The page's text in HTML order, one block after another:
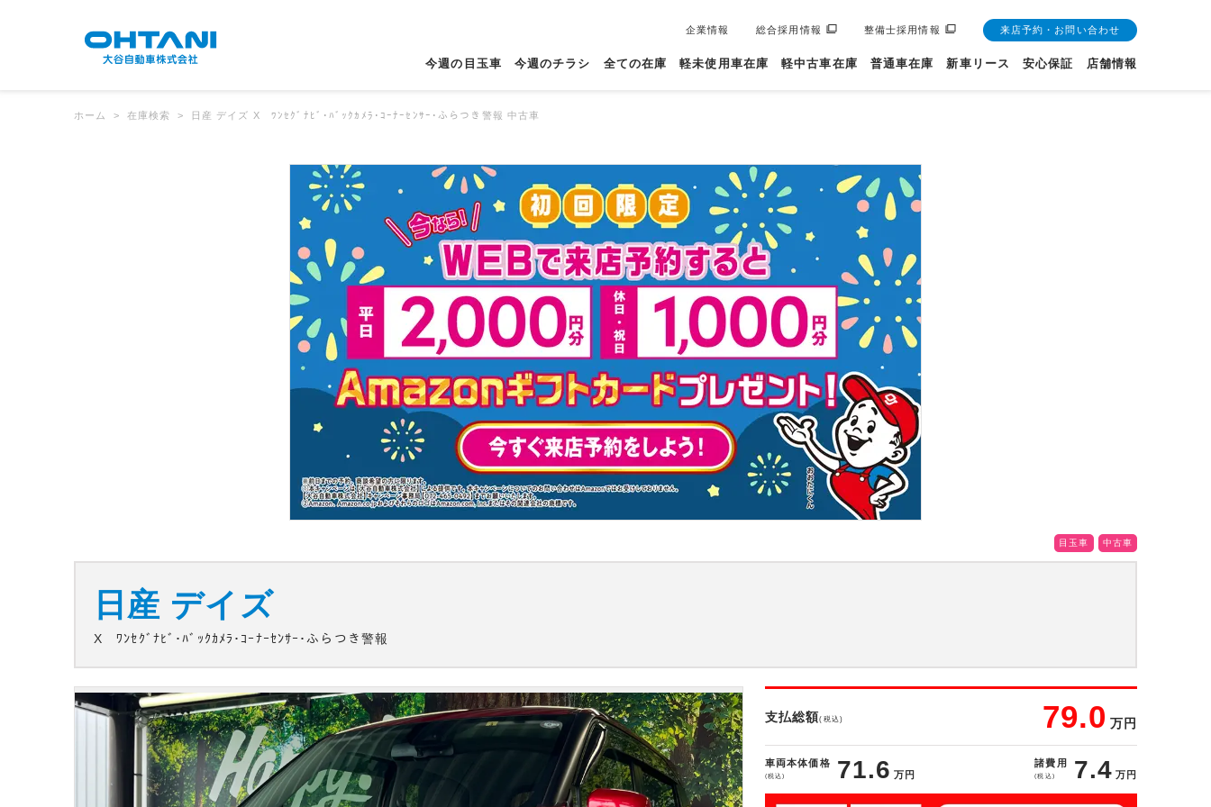
企業情報 総合採用情報 整備士採用情報 来店予約・お問い合わせ
今週の目玉車 今週のチラシ 全ての在庫 軽未使用車在庫 軽中古車在庫 普通車在庫 新車リース 安心保証 店舗情報
ホーム 在庫検索 日産 デイズ X ﾜﾝｾｸﾞﾅﾋﾞ･ﾊﾞｯｸｶﾒﾗ･ｺｰﾅｰｾﾝｻｰ･ふらつき警報 中古車
目玉車 中古車
日産 デイズ
X ﾜﾝｾｸﾞﾅﾋﾞ･ﾊﾞｯｸｶﾒﾗ･ｺｰﾅｰｾﾝｻｰ･ふらつき警報
支払総額(税込) 79.0 万円
車両本体価格
(税込) 71.6 万円
諸費用
(税込) 7.4 万円